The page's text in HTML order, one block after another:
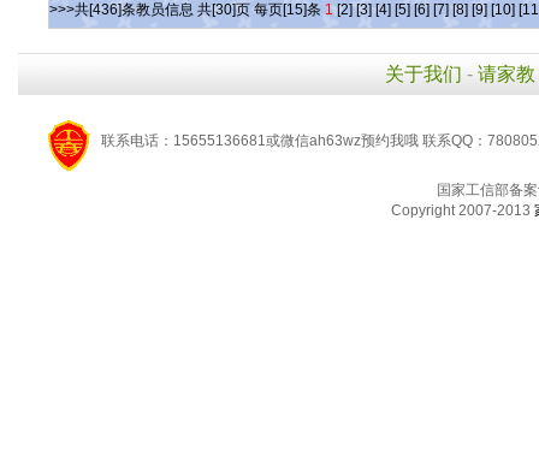
>>>共[436]条教员信息 共[30]页 每页[15]条 1 [2] [3] [4] [5] [6] [7] [8] [9] [10]
关于我们 - 请家教
联系电话：15655136681或微信ah63wz预约我哦 联系QQ：
国家工信部备
Copyright 2007-2013